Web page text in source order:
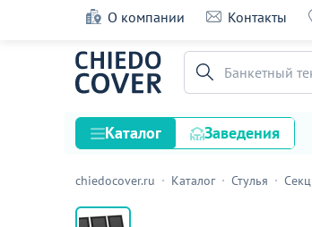
О компании Контакты
Банкетный
Каталог Заведения
Стулья
Столы
Секция многоместная
39 оценок
chiedocover.ru Каталог Стулья